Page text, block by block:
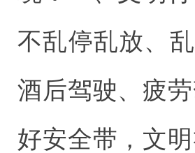
不乱停乱放、
酒后驾驶、疲
好安全带，文